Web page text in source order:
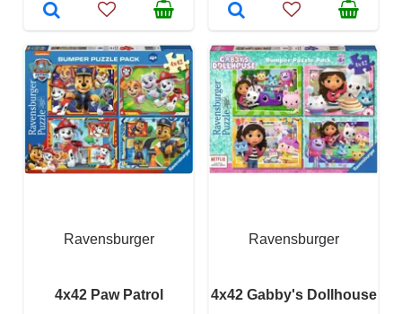
Ravensburger
4x42 Paw Patrol
Ravensburger
4x42 Gabby's Dollhouse